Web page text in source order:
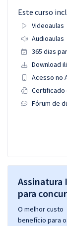
Este curso
Videoaulas
Audioaulas
365 dias
Download
Acesso no
Certificado
Fórum de
Assinatura
para
O melhor custo
benefício para